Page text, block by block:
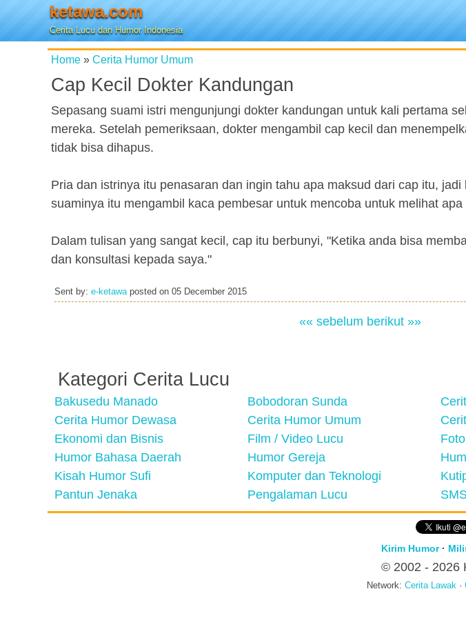
ketawa.com
Cerita Lucu dan Humor Indonesia
Home » Cerita Humor Umum
Cap Kecil Dokter Kandungan
Sepasang suami istri mengunjungi dokter kandungan untuk kali pertama
mereka. Setelah pemeriksaan, dokter mengambil cap kecil dan
tidak bisa dihapus.
Pria dan istrinya itu penasaran dan ingin tahu apa maksud dari cap itu,
suaminya itu mengambil kaca pembesar untuk mencoba untuk melihat apa
Dalam tulisan yang sangat kecil, cap itu berbunyi, "Ketika anda bisa
dan konsultasi kepada saya."
Sent by: e-ketawaposted on 05 December 2015
«« sebelum berikut »»
Kategori Cerita Lucu
Bakusedu Manado Bobodoran Sunda
Cerita Humor Dewasa
Cerita Humor Umum
Ekonomi dan Bisnis
Film / Video Lucu
Humor Bahasa Daerah
Humor Gereja
Kisah Humor Sufi
Komputer dan Teknologi
Pantun Jenaka
Pengalaman Lucu
Kirim Humor·
© 2002 - 2026
Network: Cerita Lawak ·